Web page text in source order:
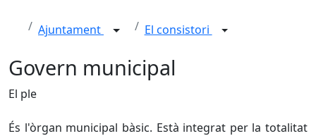
Ajuntament El consistori
Govern municipal
El ple
És l'òrgan municipal bàsic. Està integrat per la totalitat